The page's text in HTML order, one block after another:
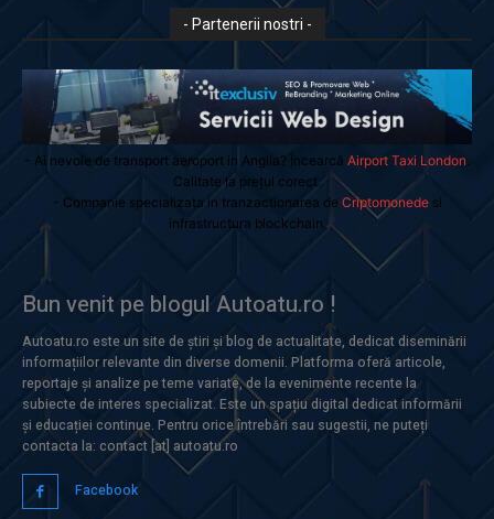
- Partenerii nostri -
- Ai nevoie de transport aeroport in Anglia? Încearcă Airport Taxi London
Calitate la prețul corect.
- Companie specializata in tranzactionarea de Criptomonedesi
infrastructura blockchain.
Bun venit pe blogul Autoatu.ro !
Autoatu.ro este un site de știri și blog de actualitate, dedicat diseminării
informațiilor relevante din diverse domenii. Platforma oferă articole,
reportaje și analize pe teme variate, de la evenimente recente la
subiecte de interes specializat. Este un spațiu digital dedicat informării
și educației continue. Pentru orice întrebări sau sugestii, ne puteți
contacta la: contact [at] autoatu.ro
Facebook